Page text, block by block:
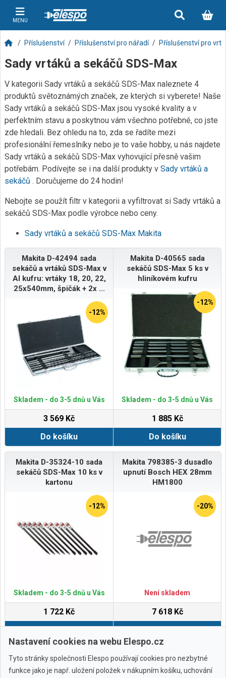
MENU
Příslušenství Příslušenství pro nářadí Příslušenství pro
Sady vrtáků a sekáčů SDS-Max
V kategorii Sady vrtáků a sekáčů SDS-Max naleznete 4
produktů světoznámých značek, ze kterých si vyberete! Naše
Sady vrtáků a sekáčů SDS-Max jsou vysoké kvality a v
perfektním stavu a poskytnou vám všechno potřebné, co jste
zde hledali. Bez ohledu na to, zda se řadíte mezi
profesionální řemeslníky nebo je to vaše hobby, u nás najdete
Sady vrtáků a sekáčů SDS-Max vyhovující přesně vašim
potřebám. Podívejte se i na další produkty v Sady vrtáků a
sekáčů . Doručujeme do 24 hodin!
Nebojte se použít filtr v kategorii a vyfiltrovat si Sady vrtáků a
sekáčů SDS-Max podle výrobce nebo ceny.
Sady vrtáků a sekáčů SDS-Max Makita
Makita D-42494 sada
sekáčů a vrtáků SDS-Max v
Al kufru: vrtáky 18, 20, 22,
25x540mm, špičák + 2x ...
-12%
Skladem - do 3-5 dnů u Vás
3 569 Kč
Do košíku
Makita D-40565 sada
sekáčů SDS-Max 5 ks v
hliníkovém kufru
-12%
Skladem - do 3-5 dnů u Vás
1 885 Kč
Do košíku
Makita D-35324-10 sada
sekáčů SDS-Max 10 ks v
kartonu
-12%
Skladem - do 3-5 dnů u Vás
1 722 Kč
Makita 798385-3 dusadlo
upnutí Bosch HEX 28mm
HM1800
-20%
Není skladem
7 618 Kč
Nastavení cookies na webu Elespo.cz
Tyto stránky společnosti Elespo používají cookies pro nezbytné
funkce jako je např. uložení položek v nákupním košíku, uchování